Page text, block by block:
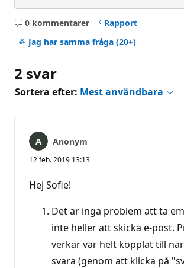
0 kommentarer
Inga
kommentarer
Rapport
Jag har samma fråga (20+)
2 svar
Sortera efter: Mest användbara
Anonym
12 feb. 2019 13:13
Hej Sofie!
Det är inga problem att ta
inte heller att skicka e-post.
verkar var helt kopplat till
svara (genom att klicka på